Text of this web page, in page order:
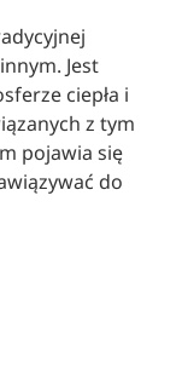
Jest
ciepła i
z tym
pojawia się
do